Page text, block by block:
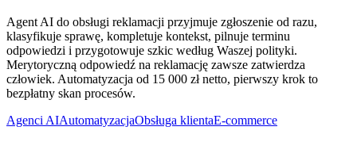
Agent AI do obsługi reklamacji przyjmuje zgłoszenie od razu,
klasyfikuje sprawę, kompletuje kontekst, pilnuje terminu
odpowiedzi i przygotowuje szkic według Waszej polityki.
Merytoryczną odpowiedź na reklamację zawsze zatwierdza
człowiek. Automatyzacja od 15 000 zł netto, pierwszy krok to
bezpłatny skan procesów.
Agenci AIAutomatyzacjaObsługa klientaE-commerce